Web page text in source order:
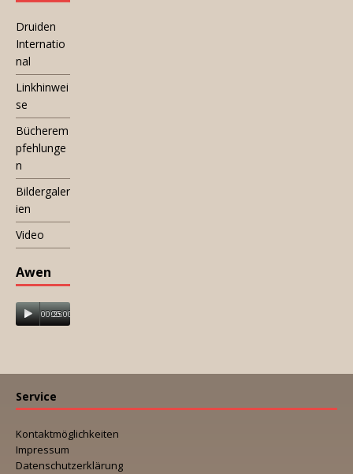
Druiden
Internatio
nal
Linkhinwei
se
Bücherem
pfehlunge
n
Bildergaler
ien
Video
Awen
00:00
00:25
Service
Kontaktmöglichkeiten
Impressum
Datenschutzerklärung